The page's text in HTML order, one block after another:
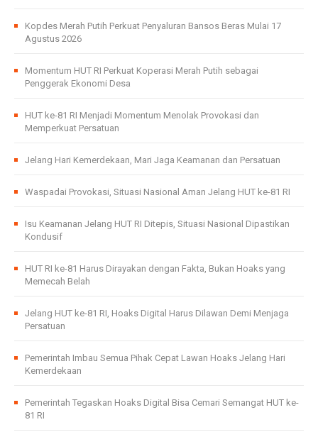
Kopdes Merah Putih Perkuat Penyaluran Bansos Beras Mulai 17
Agustus 2026
Momentum HUT RI Perkuat Koperasi Merah Putih sebagai
Penggerak Ekonomi Desa
HUT ke-81 RI Menjadi Momentum Menolak Provokasi dan
Memperkuat Persatuan
Jelang Hari Kemerdekaan, Mari Jaga Keamanan dan Persatuan
Waspadai Provokasi, Situasi Nasional Aman Jelang HUT ke-81 RI
Isu Keamanan Jelang HUT RI Ditepis, Situasi Nasional Dipastikan
Kondusif
HUT RI ke-81 Harus Dirayakan dengan Fakta, Bukan Hoaks yang
Memecah Belah
Jelang HUT ke-81 RI, Hoaks Digital Harus Dilawan Demi Menjaga
Persatuan
Pemerintah Imbau Semua Pihak Cepat Lawan Hoaks Jelang Hari
Kemerdekaan
Pemerintah Tegaskan Hoaks Digital Bisa Cemari Semangat HUT ke-
81 RI